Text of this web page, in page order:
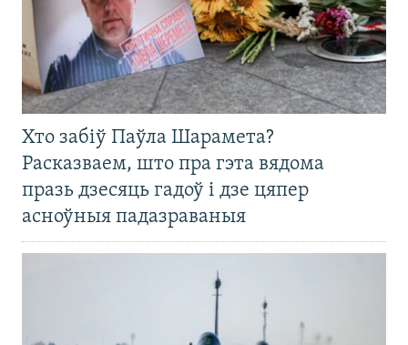
Хто забіў Паўла Шарамета?
Расказваем, што пра гэта вядома
празь дзесяць гадоў і дзе цяпер
асноўныя падазраваныя